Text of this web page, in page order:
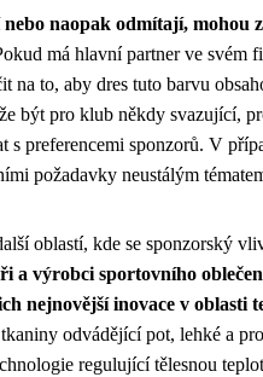
naopak odmítají, mohou
má hlavní partner ve svém
na to, aby dres tuto barvu
být pro klub někdy svazující,
s preferencemi sponzorů. V
požadavky neustálým
oblastí, kde se sponzorský
a výrobci sportovního
nejnovější inovace v oblasti
odvádějící pot, lehké a
regulující tělesnou